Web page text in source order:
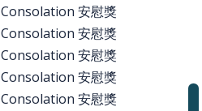
Consolation 安慰獎
Consolation 安慰獎
Consolation 安慰獎
Consolation 安慰獎
Consolation 安慰獎